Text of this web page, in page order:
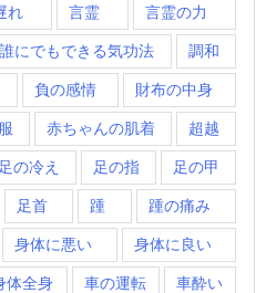
れ 言霊 言霊の力
誰にでもできる気功法 調和
負の感情 財布の中身
赤ちゃんの肌着 超越
足の冷え 足の指 足の甲
足首 踵 踵の痛み
身体に悪い 身体に良い
体全身 車の運転 車酔い